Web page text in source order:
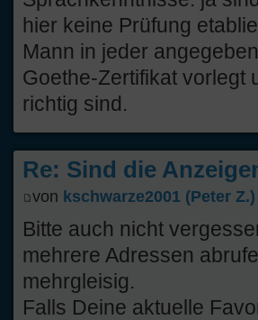
hier keine Prüfung
Mann in jeder
Goethe-Zertifikat vorlegt
richtig sind.
Re: Sind die
von kschwarze2001 (Peter Z.)
Bitte auch nicht
mehrere Adressen
mehrgleisig.
Falls Deine aktuelle